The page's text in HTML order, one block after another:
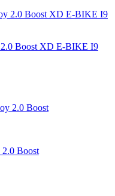
Boost XD E-BIKE I9
2.0 Boost